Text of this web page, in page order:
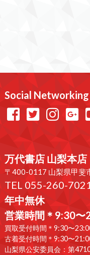
Social
万代書店 山梨本店
〒400-0117 山梨県甲斐
TEL 055-260-
年中無休
営業時間＊9:30〜
買取受付時間＊9:30〜
古着受付時間＊9:30〜
山梨県公安委員会：第